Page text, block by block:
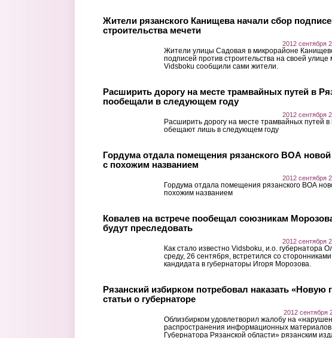
Жители рязанского Канищева начали сбор
строительства мечети
2012 сентября
Жители улицы Садовая в микрорайоне
подписей против строительства на своей
Vidsboku сообщили сами жители.
Расширить дорогу на месте трамвайных путей в
пообещали в следующем году
2012 сентября
Расширить дорогу на месте трамвайных путей в
обещают лишь в следующем году
Гордума отдала помещения рязанского ВОА
с похожим названием
2012 сентября
Гордума отдала помещения рязанского ВОА
похожим названием
Ковалев на встрече пообещал союзникам
будут преследовать
2012 сентября
Как стало известно Vidsboku, и.о. губернатора
среду, 26 сентября, встретился со
кандидата в губернаторы Игоря Морозова.
Рязанский избирком потребовал наказать «Новую
статьи о губернаторе
2012 сентября
Облизбирком удовлетворил жалобу на
распространения информационных
Губернатора Рязанской области» рязанским